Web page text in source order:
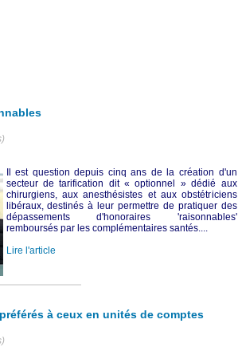
Il est question depuis cinq ans de la création d'un
secteur de tarification dit « optionnel » dédié aux
chirurgiens, aux anesthésistes et aux obstétriciens
libéraux, destinés à leur permettre de pratiquer des
dépassements d'honoraires 'raisonnables'
remboursés par les complémentaires santés....
Lire l'article
à ceux en unités de comptes